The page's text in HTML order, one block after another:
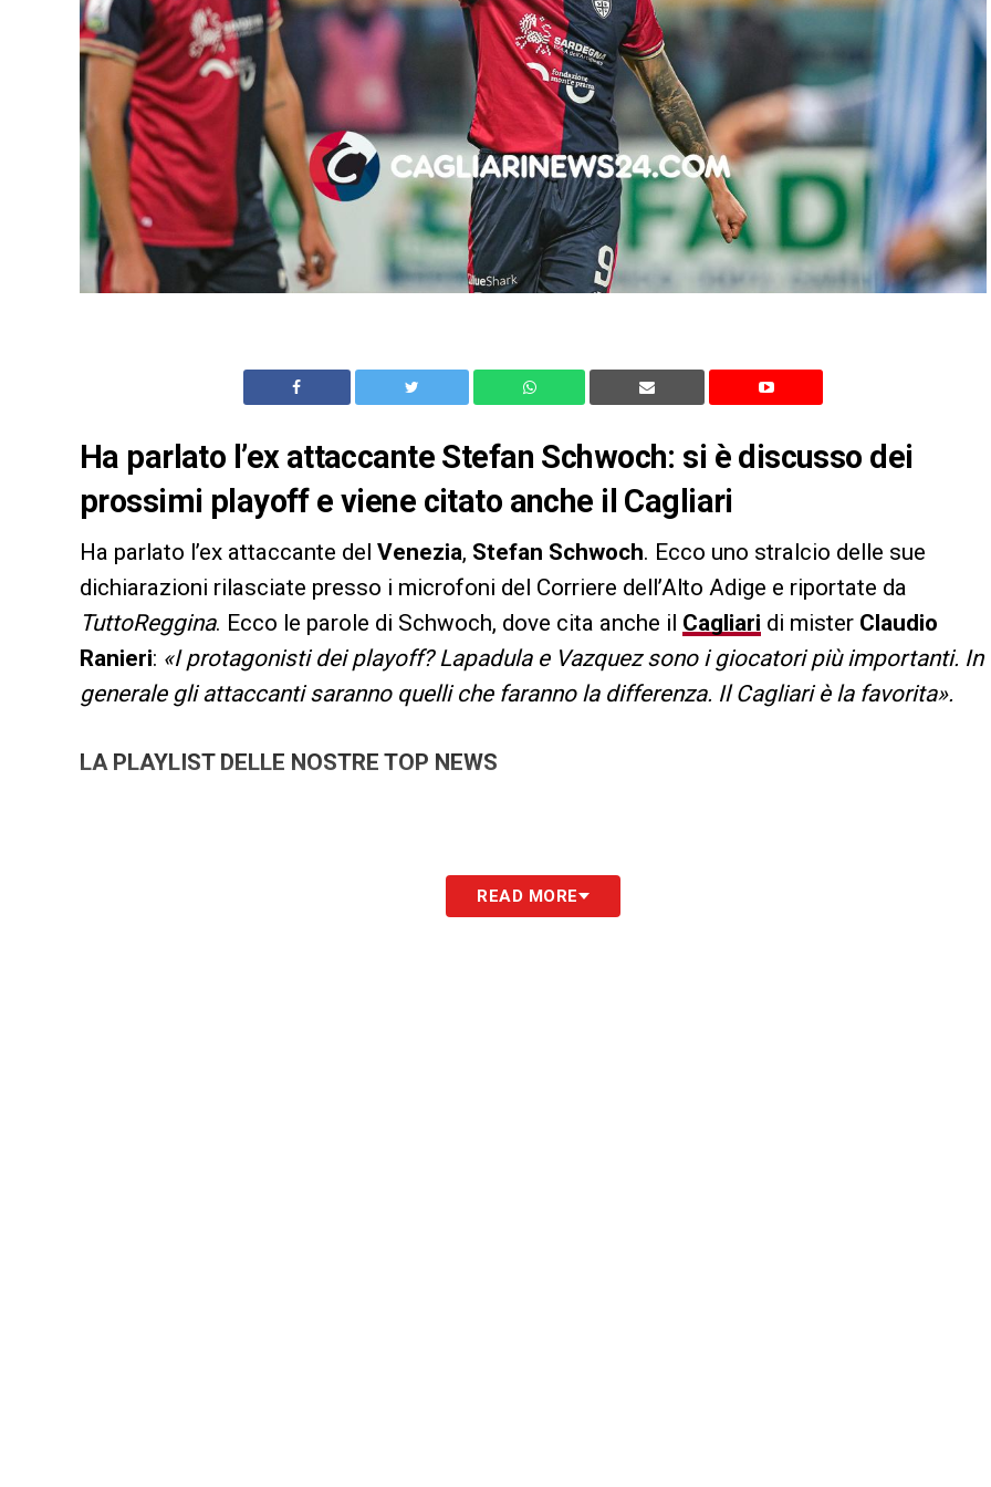
Ha parlato l’ex attaccante Stefan Schwoch: si è discusso dei
prossimi playoff e viene citato anche il Cagliari
Ha parlato l’ex attaccante del Venezia, Stefan Schwoch. Ecco uno stralcio delle sue
dichiarazioni rilasciate presso i microfoni del Corriere dell’Alto Adige e riportate da
TuttoReggina. Ecco le parole di Schwoch, dove cita anche il Cagliari di mister Claudio
Ranieri: «I protagonisti dei playoff? Lapadula e Vazquez sono i giocatori più importanti. In
generale gli attaccanti saranno quelli che faranno la differenza. Il Cagliari è la favorita».
LA PLAYLIST DELLE NOSTRE TOP NEWS
READ MORE